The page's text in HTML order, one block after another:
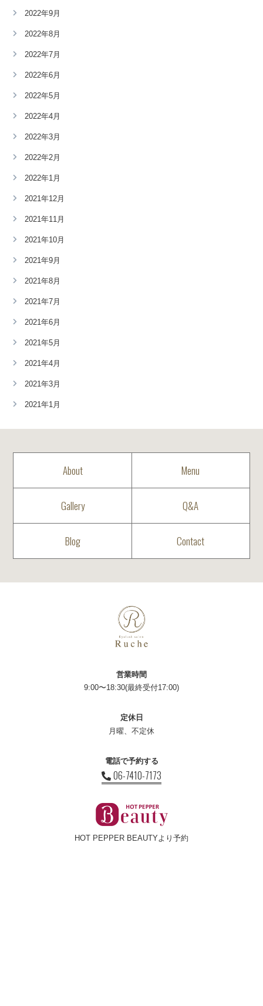
2022年9月
2022年8月
2022年7月
2022年6月
2022年5月
2022年4月
2022年3月
2022年2月
2022年1月
2021年12月
2021年11月
2021年10月
2021年9月
2021年8月
2021年7月
2021年6月
2021年5月
2021年4月
2021年3月
2021年1月
About Menu
Gallery Q&A
Blog Contact
営業時間
9:00〜18:30(最終受付17:00)
定休日
月曜、不定休
電話で予約する
06-7410-7173
HOT PEPPER BEAUTYより予約